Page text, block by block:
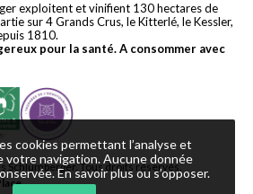
exploitent et vinifient 130 hectares de
sur 4 Grands Crus, le Kitterlé, le Kessler,
1810.
pour la santé. A consommer avec
Schlumberger. Tous droits réservés.
cookies permettant l’analyse et
votre navigation. Aucune donnée
En savoir plus ou s’opposer.